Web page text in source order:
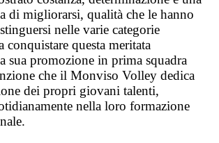
di migliorarsi, qualità che le hanno
nelle varie categorie
questa meritata
sua promozione in prima squadra
che il Monviso Volley dedica
dei propri giovani talenti,
nella loro formazione